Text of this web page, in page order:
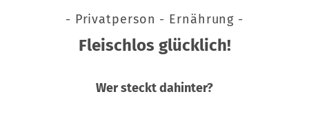
- Privatperson - Ernährung -
Fleischlos glücklich!
Wer steckt dahinter?